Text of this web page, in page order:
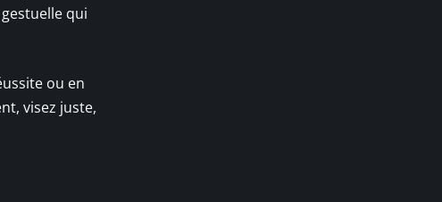
qui
ou en
visez juste,